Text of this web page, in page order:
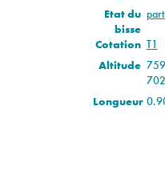
Etat du
bisse
Cotation T1
Altitude
Longueur